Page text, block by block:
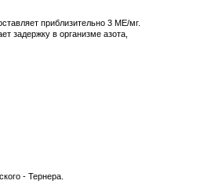
приблизительно 3 МЕ/мг.
задержку в организме азота,
- Тернера.